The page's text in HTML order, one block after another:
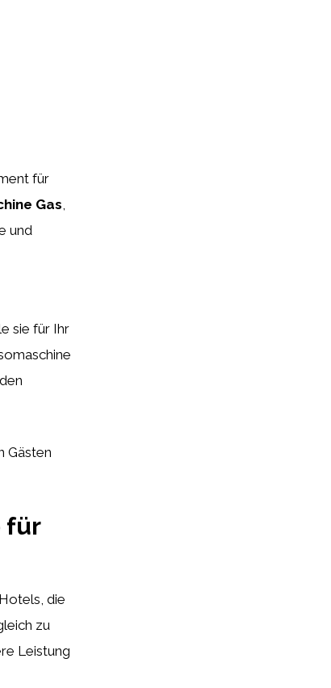
für
Gas,
und
sie für Ihr
Gästen
für
die
zu
Leistung